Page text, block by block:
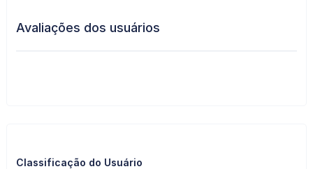
Avaliações dos usuários
Classificação do Usuário